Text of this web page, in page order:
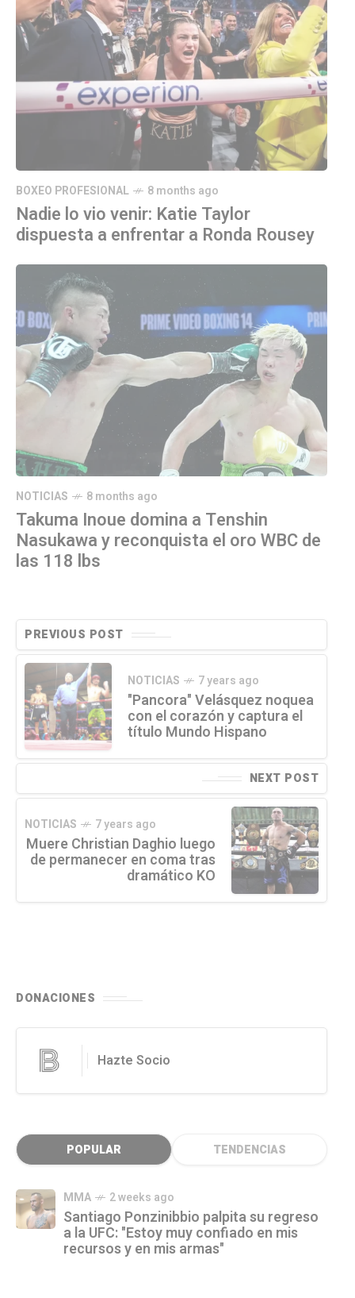
BOXEO PROFESIONAL 8 months ago
Nadie lo vio venir: Katie Taylor
dispuesta a enfrentar a Ronda Rousey
NOTICIAS 8 months ago
Takuma Inoue domina a Tenshin
Nasukawa y reconquista el oro WBC de
las 118 lbs
PREVIOUS POST
NOTICIAS 7 years ago
"Pancora" Velásquez noquea
con el corazón y captura el
título Mundo Hispano
NEXT POST
NOTICIAS 7 years ago
Muere Christian Daghio luego
de permanecer en coma tras
dramático KO
DONACIONES
Hazte Socio
POPULAR TENDENCIAS
MMA 2 weeks ago
Santiago Ponzinibbio palpita su regreso
a la UFC: "Estoy muy confiado en mis
recursos y en mis armas"